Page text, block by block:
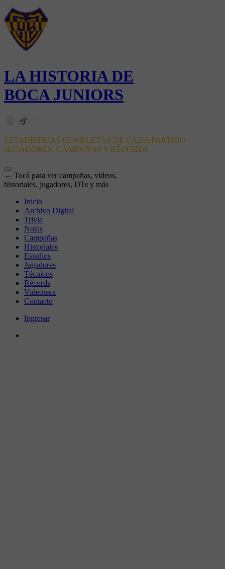
LA HISTORIA DE
BOCA JUNIORS
ESTADÍSTICAS COMPLETAS DE CADA PARTIDO -
JUGADORES, CAMPAÑAS Y RÉCORDS
← Tocá para ver campañas, videos,
historiales, jugadores, DTs y más
Inicio
Archivo Digital
Trivia
Notas
Campañas
Historiales
Estadios
Jugadores
Técnicos
Récords
Videoteca
Contacto
Ingresar